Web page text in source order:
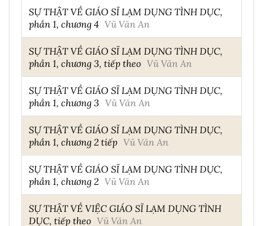
SỰ THẬT VỀ GIÁO SĨ LẠM DỤNG TÌNH DỤC,
phần 1, chương 4 Vũ Văn An
SỰ THẬT VỀ GIÁO SĨ LẠM DỤNG TÌNH DỤC,
phần 1, chương 3, tiếp theo Vũ Văn An
SỰ THẬT VỀ GIÁO SĨ LẠM DỤNG TÌNH DỤC,
phần 1, chương 3 Vũ Văn An
SỰ THẬT VỀ GIÁO SĨ LẠM DỤNG TÌNH DỤC,
phần 1, chương 2 tiếp Vũ Văn An
SỰ THẬT VỀ GIÁO SĨ LẠM DỤNG TÌNH DỤC,
phần 1, chương 2 Vũ Văn An
SỰ THẬT VỀ VIỆC GIÁO SĨ LẠM DỤNG TÌNH
DỤC, tiếp theo Vũ Văn An